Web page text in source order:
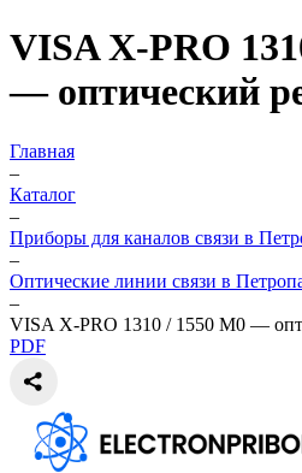
VISA X-PRO
— оптический
Главная
–
Каталог
–
Приборы для каналов связи в
–
Оптические линии связи в
–
VISA X-PRO 1310 / 1550 M0 —
PDF